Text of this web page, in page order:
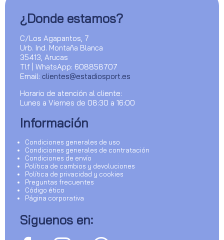
¿Donde estamos?
C/Los Agapantos, 7
Urb. Ind. Montaña Blanca
35413, Arucas
Tlf | WhatsApp: 608858707
Email: clientes@estadiosport.es
Horario de atención al cliente:
Lunes a Viernes de 08:30 a 16:00
Información
Condiciones generales de uso
Condiciones generales de contratación
Condiciones de envío
Política de cambios y devoluciones
Política de privacidad y cookies
Preguntas frecuentes
Código ético
Página corporativa
Siguenos en: